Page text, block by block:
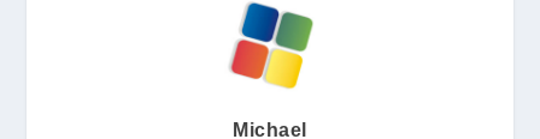
Michael